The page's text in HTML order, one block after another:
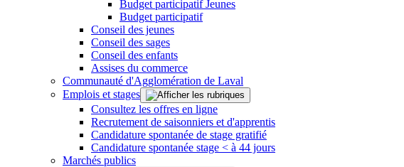
Budget participatif Jeunes
Budget participatif
Conseil des jeunes
Conseil des sages
Conseil des enfants
Assises du commerce
Communauté d'Agglomération de Laval
Emplois et stages
Consultez les offres en ligne
Recrutement de saisonniers et d'apprentis
Candidature spontanée de stage gratifié
Candidature spontanée stage < à 44 jours
Marchés publics